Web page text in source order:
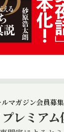
ルマガジン会員募
レミア